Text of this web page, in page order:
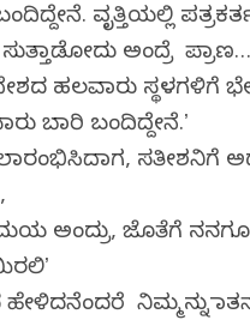
ವೃತ್ತಿಯಲ್ಲಿ
ಅಂದ್ರೆ ಪ್ರಾಣ…
ಹಲವಾರು ಸ್ಥಳಗಳಿಗೆ
ಬಾರಿ ಬಂದಿದ್ದೇನೆ.ʼ
ಸತೀಶನಿಗೆ
ಅಂದ್ರು, ಜೊತೆಗೆ
ಹೇಳಿದನೆಂದರೆ ನಿಮ್ಮನ್ನು